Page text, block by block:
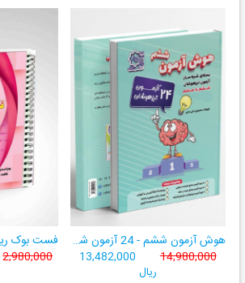
هوش آزمون ششم - 24 آزمون شبیه ساز تیزهوشان
14,980,000
13,482,000
ریال
2,980,000